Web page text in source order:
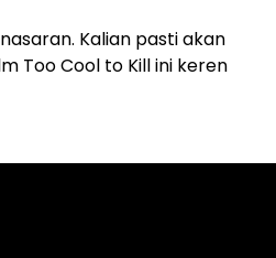
Kalian pasti akan
Too Cool to Kill ini keren